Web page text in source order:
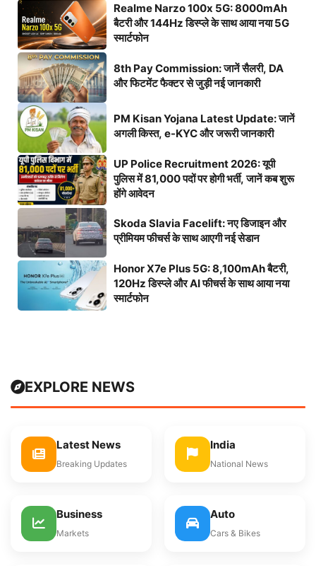
Realme Narzo 100x 5G: 8000mAh
बैटरी और 144Hz डिस्प्ले के साथ आया नया 5G
स्मार्टफोन
8th Pay Commission: जानें सैलरी, DA
और फिटमेंट फैक्टर से जुड़ी नई जानकारी
PM Kisan Yojana Latest Update: जानें
अगली किस्त, e-KYC और जरूरी जानकारी
UP Police Recruitment 2026: यूपी
पुलिस में 81,000 पदों पर होगी भर्ती, जानें कब शुरू
होंगे आवेदन
Skoda Slavia Facelift: नए डिजाइन और
प्रीमियम फीचर्स के साथ आएगी नई सेडान
Honor X7e Plus 5G: 8,100mAh बैटरी,
120Hz डिस्प्ले और AI फीचर्स के साथ आया नया
स्मार्टफोन
EXPLORE NEWS
Latest News
Breaking Updates
India
National News
Business
Markets
Auto
Cars & Bikes